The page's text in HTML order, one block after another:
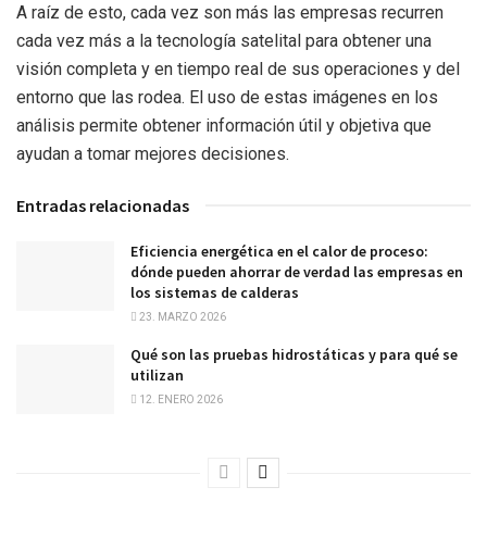
A raíz de esto, cada vez son más las empresas recurren
cada vez más a la tecnología satelital para obtener una
visión completa y en tiempo real de sus operaciones y del
entorno que las rodea. El uso de estas imágenes en los
análisis permite obtener información útil y objetiva que
ayudan a tomar mejores decisiones.
Entradas relacionadas
Eficiencia energética en el calor de proceso:
dónde pueden ahorrar de verdad las empresas en
los sistemas de calderas
23. MARZO 2026
Qué son las pruebas hidrostáticas y para qué se
utilizan
12. ENERO 2026